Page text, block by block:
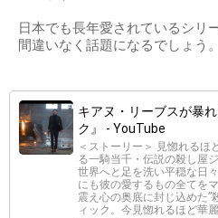
日本でも長年愛されているシリ
間違いなく話題になるでしょう。
キアヌ・リーブスが暴
ク』 - YouTube
＜ストーリー＞ 見惚れるほ
る一騎当千・伝説の殺し屋
世界へと足を洗い平穏な日
にも彼の愛するもの全てを
震え心の奥底に封じ込めた”
ィック。今見惚れるほど華